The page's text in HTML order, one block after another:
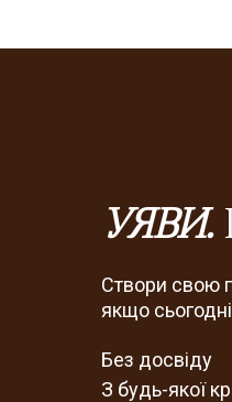
Створи свою
якщо
УЯВИ.
Без досвіду
З будь-якої